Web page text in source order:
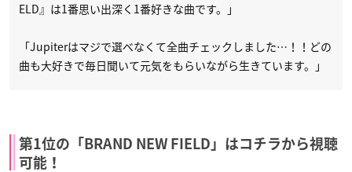
ELD』は1番思い出深く1番好きな曲です。」
「Jupiterはマジで選べなくて全曲チェックしました…！！どの
曲も大好きで毎日聞いて元気をもらいながら生きています。」
第1位の「BRAND NEW FIELD」はコチラから視聴
可能！